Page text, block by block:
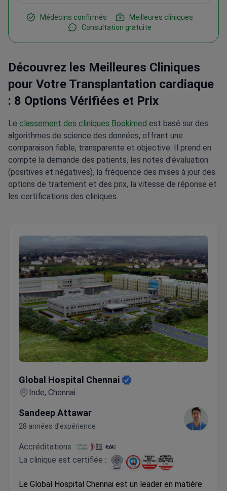
Médecins confirmés
Meilleures cliniques
Consultation gratuite
Découvrez les Meilleures Cliniques
pour Votre Transplantation cardiaque
: 8 Options Vérifiées et Prix
Le classement des cliniques Bookimed est basé sur des
algorithmes de science des données, offrant une
comparaison fiable, transparente et objective. Il prend en
compte la demande des patients, les notes d'évaluation
(positives et négatives), la fréquence des mises à jour des
options de traitement et des prix, la vitesse de réponse et
les certifications des cliniques.
Global Hospital Chennai
Inde, Chennai
Sandeep Attawar
28 années d'expérience
Accréditations :
La clinique est certifiée :
Le Global Hospital Chennai est un leader en matière